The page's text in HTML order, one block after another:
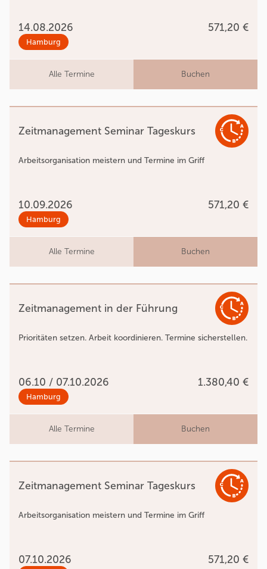
14.08.2026 571,20 €
Hamburg
Alle Termine Buchen
Zeitmanagement Seminar Tageskurs
Arbeitsorganisation meistern und Termine im Griff
10.09.2026 571,20 €
Hamburg
Alle Termine Buchen
Zeitmanagement in der Führung
Prioritäten setzen. Arbeit koordinieren. Termine sicherstellen.
06.10 / 07.10.2026 1.380,40 €
Hamburg
Alle Termine Buchen
Zeitmanagement Seminar Tageskurs
Arbeitsorganisation meistern und Termine im Griff
07.10.2026 571,20 €